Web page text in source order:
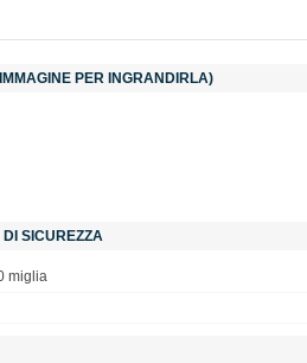
PER INGRANDIRLA)
DI SICUREZZA
miglia